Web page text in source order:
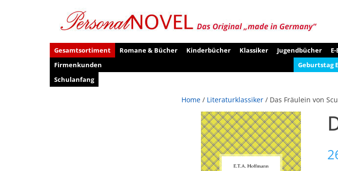
Gesamtsortiment Romane & Bücher Kinderbücher Klassiker Jugendbücher
Firmenkunden
Geburtstag
Schulanfang
Home / Literaturklassiker / Das Fräulein von